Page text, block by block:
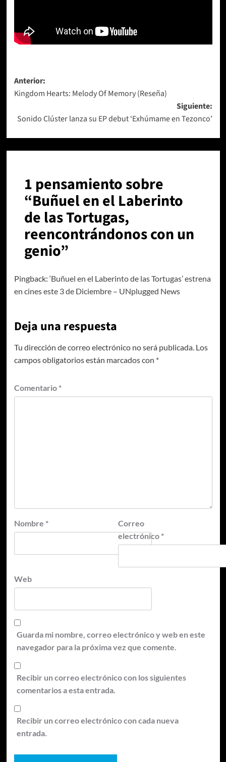
Navegación
de
entradas
Anterior:
Kingdom Hearts: Melody Of Memory (Reseña)
Siguiente:
Sonido Clúster lanza su EP debut ‘Exhúmame en Tezonco’
1 pensamiento sobre
“Buñuel en el Laberinto
de las Tortugas,
reencontrándonos con un
genio”
Pingback: ‘Buñuel en el Laberinto de las Tortugas’ estrena
en cines este 3 de Diciembre – UNplugged News
Deja una respuesta
Tu dirección de correo electrónico no será publicada. Los
campos obligatorios están marcados con *
Comentario *
Nombre *
Correo
electrónico *
Web
Guarda mi nombre, correo electrónico y web en este
navegador para la próxima vez que comente.
Recibir un correo electrónico con los siguientes
comentarios a esta entrada.
Recibir un correo electrónico con cada nueva
entrada.